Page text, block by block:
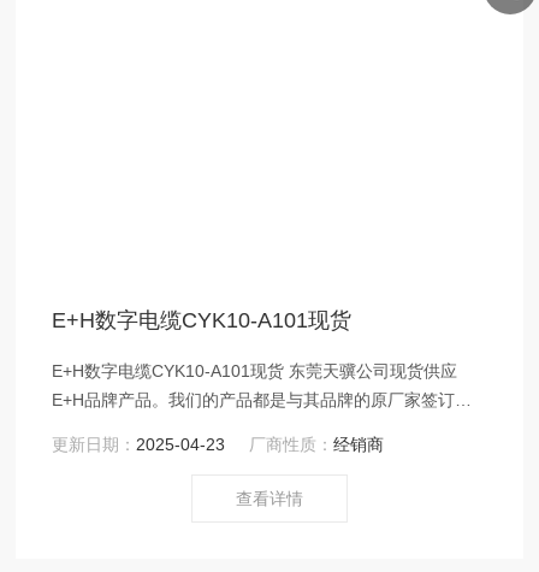
E+H数字电缆CYK10-A101现货
E+H数字电缆CYK10-A101现货 东莞天骥公司现货供应
E+H品牌产品。我们的产品都是与其品牌的原厂家签订合
zui长的可以保修一年以上到两年左右，即使是过了保质
期，我们也会积极配合帮助用户解决问题！我们也许价格
更新日期： 2025-04-23 厂商性质：经销商
查看详情